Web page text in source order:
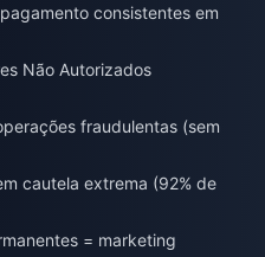
consistentes em
Não Autorizados
fraudulentas (sem
cautela extrema (92% de
= marketing